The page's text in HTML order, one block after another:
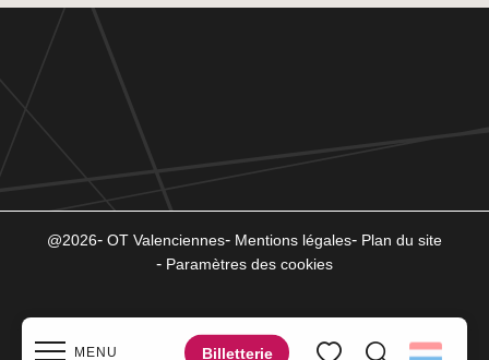
MENU Billetterie
@2026 OT Valenciennes Mentions légales
Plan du site
Paramètres des cookies